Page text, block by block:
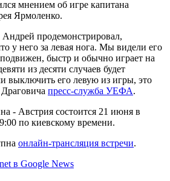
мнением об игре капитана
Ярмоленко.
продемонстрировал,
у него за левая нога. Мы видели его
быстр и обычно играет на
из десяти случаев будет
выключить его левую из игры, это
пресс-служба УЕФА.
- Австрия состоится 21 июня в
по киевскому времени.
онлайн-трансляция встречи.
в Google News